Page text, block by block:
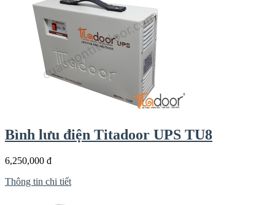
Bình lưu điện Titadoor UPS TU8
6,250,000 đ
Thông tin chi tiết